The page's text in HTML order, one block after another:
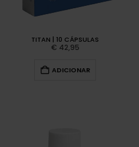
TITAN | 10 CÁPSULAS
€ 42,95
ADICIONAR